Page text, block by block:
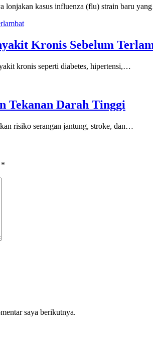
lonjakan kasus influenza (flu) strain baru
Kronis Sebelum
kronis seperti diabetes, hipertensi,…
Tekanan Darah Tinggi
risiko serangan jantung, stroke, dan…
*
saya berikutnya.